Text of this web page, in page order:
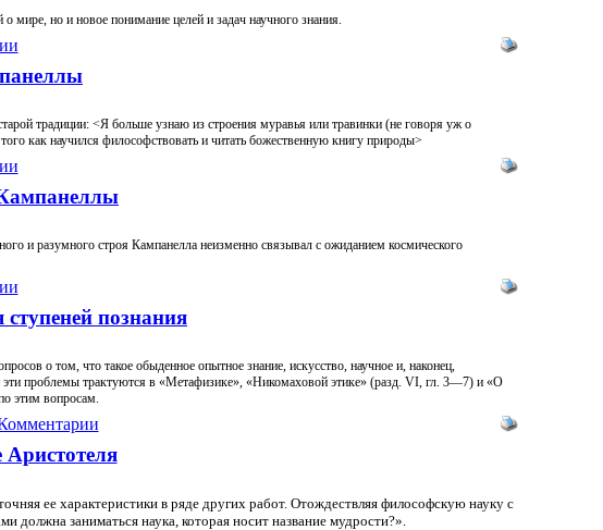
мире, но и новое понимание целей и задач научного знания.
традиции: <Я больше узнаю из строения муравья или травинки (не говоря уж о
как научился философствовать и читать божественную книгу природы>
и разумного строя Кампанелла неизменно связывал с ожиданием космического
ступеней познания
о том, что такое обыденное опытное знание, искусство, научное и, наконец,
эти проблемы трактуются в «Метафизике», «Никомаховой этике» (разд. VI, гл. 3—7) и «О
этим вопросам.
ее характеристики в ряде других работ. Отождествляя философскую науку с
заниматься наука, которая носит название мудрости?».